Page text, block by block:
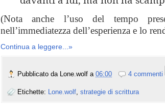
(Nota anche l’uso del tempo
nell’immediatezza dell’esperienza e lo
Continua a leggere...»
Pubblicato da Lone.wolf a 06:00 4 commenti
Etichette: Lone.wolf strategie di scrittura